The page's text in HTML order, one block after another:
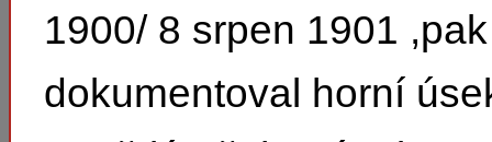
1900/ 8 srpen 1901 ,pak
dokumentoval horní